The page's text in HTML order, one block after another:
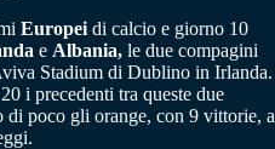
Europei di calcio e giorno 10
e Albania, le due compagini
Stadium di Dublino in Irlanda.
i precedenti tra queste due
di poco gli orange, con 9 vittorie, a